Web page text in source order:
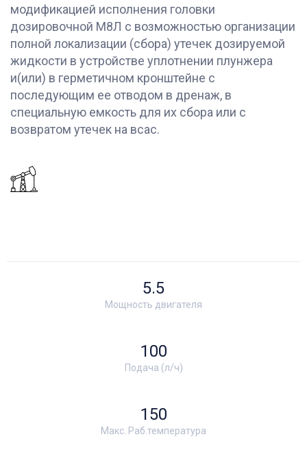
модификацией исполнения головки
дозировочной М8Л с возможностью организации
полной локализации (сбора) утечек дозируемой
жидкости в устройстве уплотнении плунжера
и(или) в герметичном кронштейне с
последующим ее отводом в дренаж, в
специальную емкость для их сбора или с
возвратом утечек на всас.
Мощность двигателя
5.5
Подача (л/ч)
100
Макс. Раб.температура
150